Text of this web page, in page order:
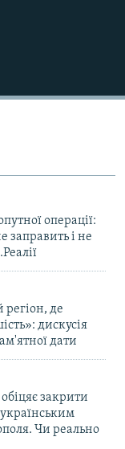
операції:
заправить і не
де
дискусія
дати
закрити
Чи реально